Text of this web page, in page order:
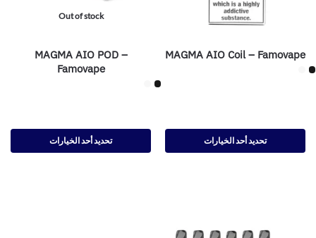
MAGMA AIO Coil – Famovape
تحديد أحد الخيارات
Out of stock
MAGMA AIO POD –
Famovape
تحديد أحد الخيارات